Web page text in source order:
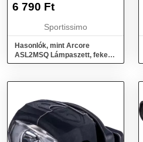
6 790 Ft
Sportissimo
Hasonlók, mint Arcore
ASL2MSQ Lámpaszett, fekete,
méret